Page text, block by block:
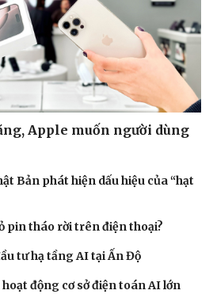
Apple muốn người dùng
Bản phát hiện dấu hiệu của “hạt
pin tháo rời trên điện thoại?
tư hạ tầng AI tại Ấn Độ
động cơ sở điện toán AI lớn